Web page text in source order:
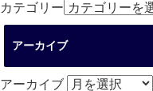
カテゴリー
アーカイブ
アーカイブ